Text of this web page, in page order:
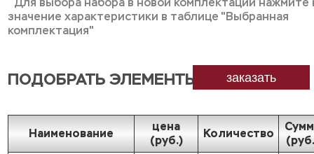
значение характеристики в таблице "Выбранная
комплектация"
ПОДОБРАТЬ ЭЛЕМЕНТЫ заказать
Наименование
цена
(руб.)
Количество